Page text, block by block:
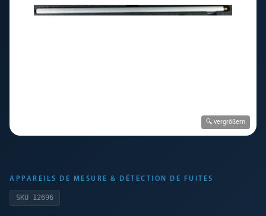
🔍 vergrößern
APPAREILS DE MESURE & DÉTECTION DE FUITES
SKU 12696